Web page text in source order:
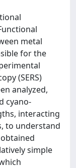
metal
for the
(SERS)
analyzed,
cyano-
interacting
to understand
simple